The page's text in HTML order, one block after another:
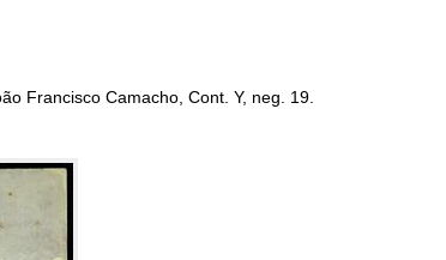
Francisco Camacho, Cont. Y, neg. 19.